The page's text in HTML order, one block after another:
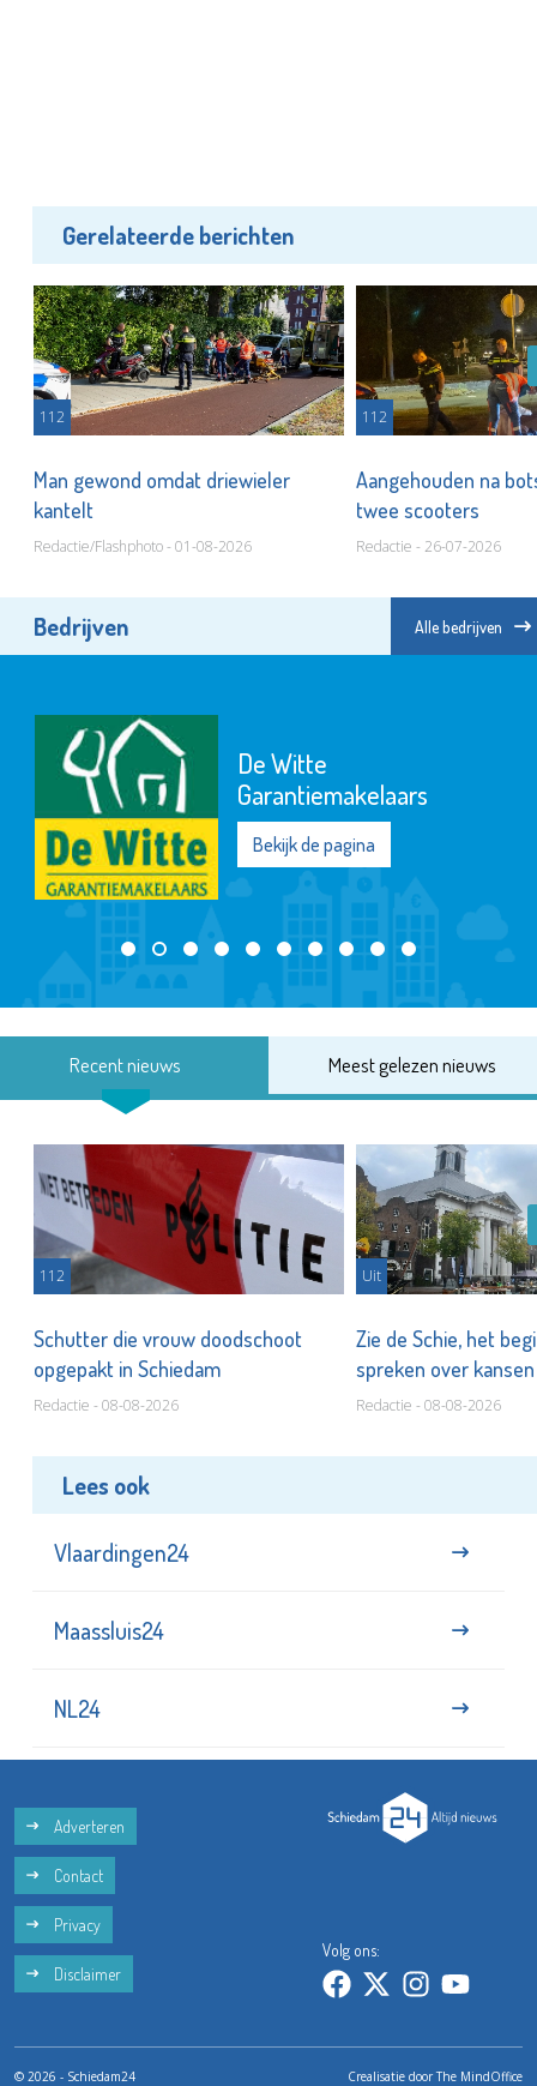
Gerelateerde berichten
112
Man gewond omdat driewieler
kantelt
Redactie/Flashphoto - 01-08-2026
112
Aangehouden na
twee scooters
Redactie - 26-07-2026
Bedrijven Alle bedrijven
De Witte
Garantiemakelaars
Bekijk de pagina
Recent nieuws Meest gelezen nieuws
112
Schutter die vrouw doodschoot
opgepakt in Schiedam
Redactie - 08-08-2026
Uit
Zie de Schie, het
spreken over
Redactie - 08-08-2026
Lees ook
Vlaardingen24
Maassluis24
NL24
Adverteren
Contact
Privacy
Disclaimer
Volg ons:
© 2026 - Schiedam24 Crealisatie doorThe MindOffice